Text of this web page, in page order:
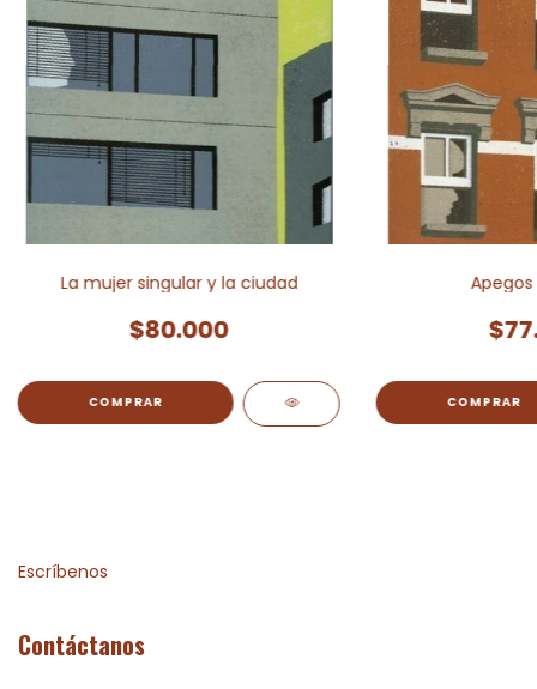
La mujer singular y la ciudad
$80.000
Escríbenos
Contáctanos